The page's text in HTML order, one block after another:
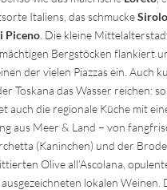
Italiens, das schmuckeSirolo
Piceno . Die kleine
Bergstöcken flankiert
der vielen Piazzas ein. Auch
Toskana das Wasser reichen:
auch die regionale Küche mit
aus Meer & Land – von
(Kaninchen) und der
Olive all’Ascolana,
lokalen Weinen.